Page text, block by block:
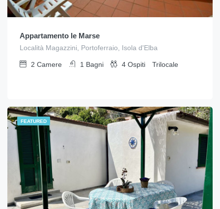
Appartamento le Marse
Località Magazzini, Portoferraio, Isola d'Elba
2 Camere 1 Bagni 4 Ospiti Trilocale
FEATURED